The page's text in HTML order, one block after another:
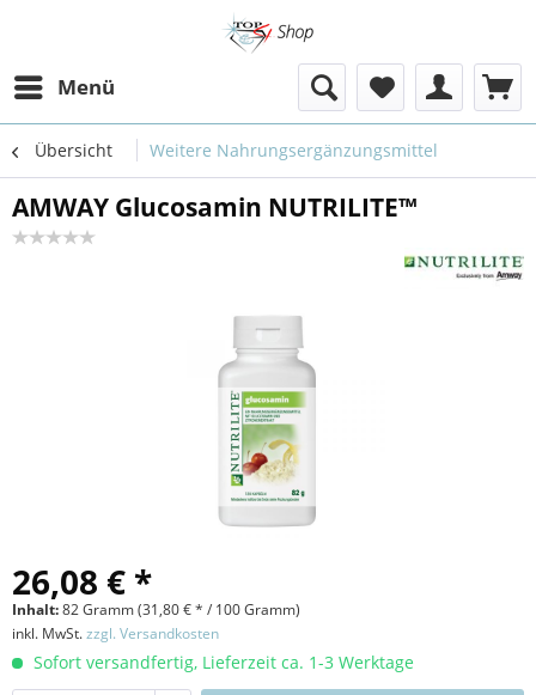
Menü
Übersicht Weitere Nahrungsergänzungsmittel
AMWAY Glucosamin NUTRILITE™
26,08 € *
Inhalt:82 Gramm (31,80 €* / 100 Gramm)
inkl. MwSt.zzgl. Versandkosten
Sofort versandfertig, Lieferzeit ca. 1-3 Werktage